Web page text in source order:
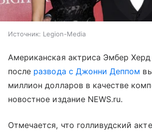
Источник: Legion-Media
Американская актриса Эмбер Херд
после развода с Джонни Деппом
миллион долларов в качестве
новостное издание NEWS.ru.
Отмечается, что голливудский